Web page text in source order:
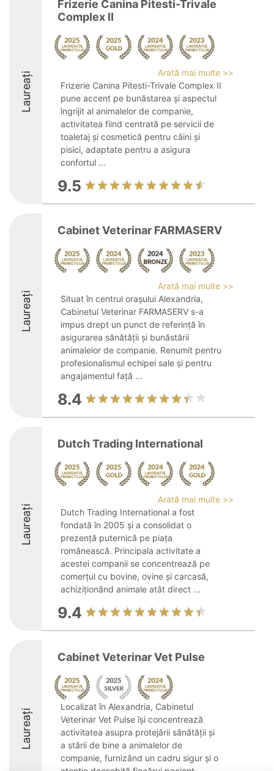
Laureați
Frizerie Canina Pitesti-Trivale
Complex II
Arată mai multe >>
Frizerie Canina Pitesti-Trivale Complex II
pune accent pe bunăstarea și aspectul
îngrijit al animalelor de companie,
activitatea fiind centrată pe servicii de
toaletaj și cosmetică pentru câini și
pisici, adaptate pentru a asigura
confortul ...
9.5
Laureați
Cabinet Veterinar FARMASERV
Arată mai multe >>
Situat în centrul orașului Alexandria,
Cabinetul Veterinar FARMASERV s-a
impus drept un punct de referință în
asigurarea sănătății și bunăstării
animalelor de companie. Renumit pentru
profesionalismul echipei sale și pentru
angajamentul față ...
8.4
Laureați
Dutch Trading International
Arată mai multe >>
Dutch Trading International a fost
fondată în 2005 și a consolidat o
prezență puternică pe piața
românească. Principala activitate a
acestei companii se concentrează pe
comerțul cu bovine, ovine și carcasă,
achiziționând animale atât direct ...
9.4
Laureați
Cabinet Veterinar Vet Pulse
Localizat în Alexandria, Cabinetul
Veterinar Vet Pulse își concentrează
activitatea asupra protejării sănătății și
a stării de bine a animalelor de
companie, furnizând un cadru sigur și o